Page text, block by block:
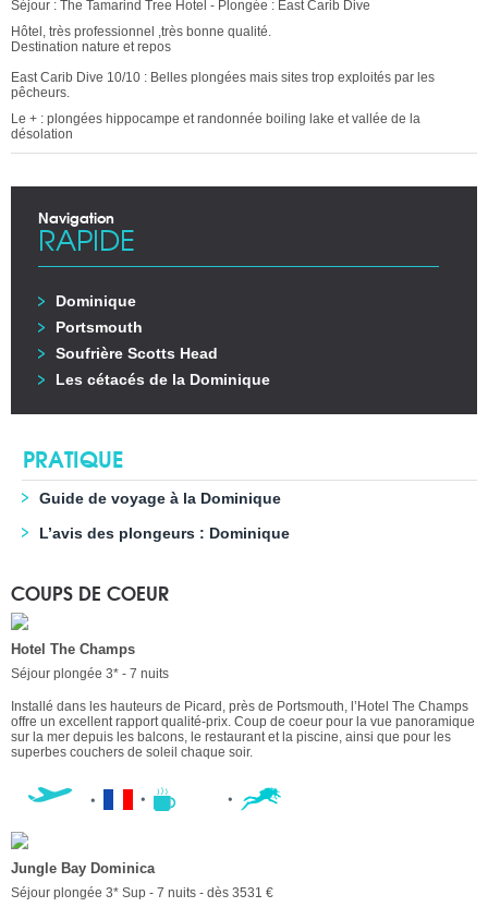
Séjour : The Tamarind Tree Hotel - Plongée : East Carib Dive
Hôtel, très professionnel ,très bonne qualité.
Destination nature et repos
East Carib Dive 10/10 : Belles plongées mais sites trop exploités par les
pêcheurs.
Le + : plongées hippocampe et randonnée boiling lake et vallée de la
désolation
Navigation
RAPIDE
Dominique
Portsmouth
Soufrière Scotts Head
Les cétacés de la Dominique
PRATIQUE
Guide de voyage à la Dominique
L’avis des plongeurs : Dominique
COUPS DE COEUR
Hotel The Champs
Séjour plongée 3* - 7 nuits
Installé dans les hauteurs de Picard, près de Portsmouth, l’Hotel The Champs
offre un excellent rapport qualité-prix. Coup de coeur pour la vue panoramique
sur la mer depuis les balcons, le restaurant et la piscine, ainsi que pour les
superbes couchers de soleil chaque soir.
Jungle Bay Dominica
Séjour plongée 3* Sup - 7 nuits - dès 3531 €